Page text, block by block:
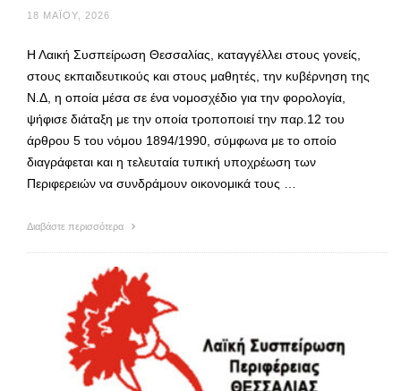
18 ΜΑΪ́ΟΥ, 2026
Η Λαική Συσπείρωση Θεσσαλίας, καταγγέλλει στους γονείς,
στους εκπαιδευτικούς και στους μαθητές, την κυβέρνηση της
Ν.Δ, η οποία μέσα σε ένα νομοσχέδιο για την φορολογία,
ψήφισε διάταξη με την οποία τροποποιεί την παρ.12 του
άρθρου 5 του νόμου 1894/1990, σύμφωνα με το οποίο
διαγράφεται και η τελευταία τυπική υποχρέωση των
Περιφερειών να συνδράμουν οικονομικά τους …
Διαβάστε περισσότερα